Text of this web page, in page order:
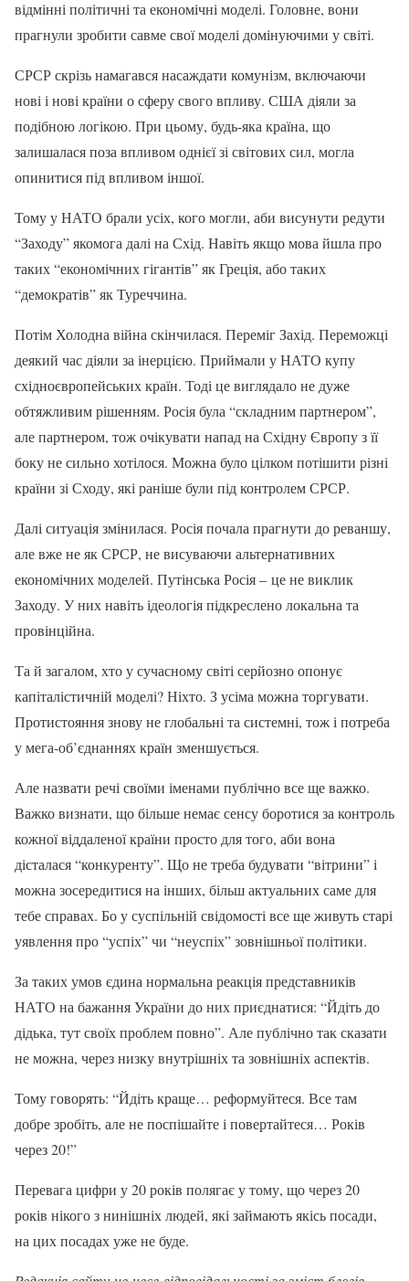
відмінні політичні та економічні моделі. Головне, вони
прагнули зробити савме свої моделі домінуючими у світі.
СРСР скрізь намагався насаждати комунізм, включаючи
нові і нові країни о сферу свого впливу. США діяли за
подібною логікою. При цьому, будь-яка країна, що
залишалася поза впливом однієї зі світових сил, могла
опинитися під впливом іншої.
Тому у НАТО брали усіх, кого могли, аби висунути редути
“Заходу” якомога далі на Схід. Навіть якщо мова йшла про
таких “економічних гігантів” як Греція, або таких
“демократів” як Туреччина.
Потім Холодна війна скінчилася. Переміг Захід. Переможці
деякий час діяли за інерцією. Приймали у НАТО купу
східноєвропейських країн. Тоді це виглядало не дуже
обтяжливим рішенням. Росія була “складним партнером”,
але партнером, тож очікувати напад на Східну Європу з її
боку не сильно хотілося. Можна було цілком потішити різні
країни зі Сходу, які раніше були під контролем СРСР.
Далі ситуація змінилася. Росія почала прагнути до реваншу,
але вже не як СРСР, не висуваючи альтернативних
економічних моделей. Путінська Росія – це не виклик
Заходу. У них навіть ідеологія підкреслено локальна та
провінційна.
Та й загалом, хто у сучасному світі серйозно опонує
капіталістичній моделі? Ніхто. З усіма можна торгувати.
Протистояння знову не глобальні та системні, тож і потреба
у мега-об’єднаннях країн зменшується.
Але назвати речі своїми іменами публічно все ще важко.
Важко визнати, що більше немає сенсу боротися за контроль
кожної віддаленої країни просто для того, аби вона
дісталася “конкуренту”. Що не треба будувати “вітрини” і
можна зосередитися на інших, більш актуальних саме для
тебе справах. Бо у суспільній свідомості все ще живуть старі
уявлення про “успіх” чи “неуспіх” зовнішньої політики.
За таких умов єдина нормальна реакція представників
НАТО на бажання України до них приєднатися: “Йдіть до
дідька, тут своїх проблем повно”. Але публічно так сказати
не можна, через низку внутрішніх та зовнішніх аспектів.
Тому говорять: “Йдіть краще… реформуйтеся. Все там
добре зробіть, але не поспішайте і повертайтеся… Років
через 20!”
Перевага цифри у 20 років полягає у тому, що через 20
років нікого з нинішніх людей, які займають якісь посади,
на цих посадах уже не буде.